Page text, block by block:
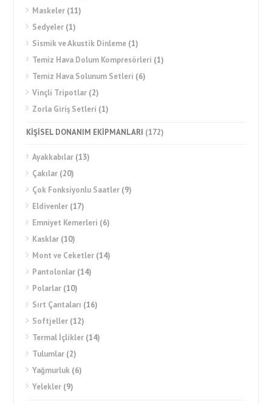
Maskeler (11)
Sedyeler (1)
Sismik ve Akustik Dinleme (1)
Temiz Hava Dolum Kompresörleri (1)
Temiz Hava Solunum Setleri (6)
Vinçli Tripotlar (2)
Zorla Giriş Setleri (1)
KİŞİSEL DONANIM EKİPMANLARI (172)
Ayakkabılar (13)
Çakılar (20)
Çok Fonksiyonlu Saatler (9)
Eldivenler (17)
Emniyet Kemerleri (6)
Kasklar (10)
Mont ve Ceketler (14)
Pantolonlar (14)
Polarlar (10)
Sırt Çantaları (16)
Softjeller (12)
Termal İçlikler (14)
Tulumlar (2)
Yağmurluk (6)
Yelekler (9)